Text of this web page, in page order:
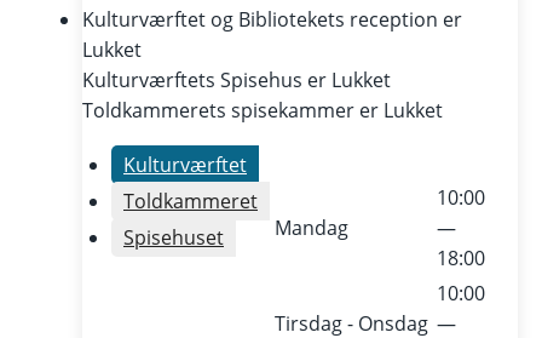
Kulturværftet og Bibliotekets reception er
Lukket
Kulturværftets Spisehus er Lukket
Toldkammerets spisekammer er Lukket
Kulturværftet
Toldkammeret
Spisehuset
Mandag
10:00
—
18:00
Tirsdag - Onsdag
10:00
—